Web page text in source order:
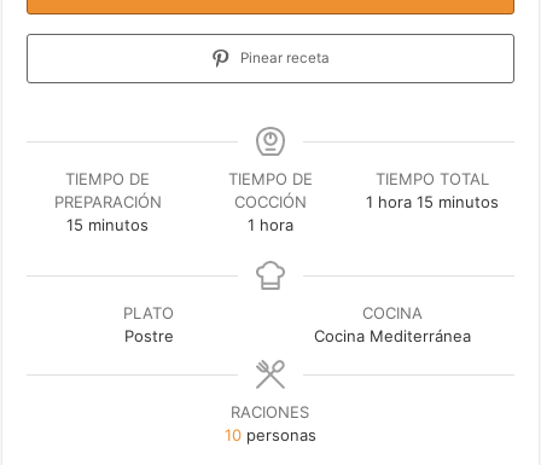
Pinear receta
TIEMPO DE
PREPARACIÓN
15 minutos
minutos
TIEMPO DE
COCCIÓN
1hora
hora
TIEMPO TOTAL
1 hora
hora 15 minutos
minutos
PLATO
Postre
COCINA
Cocina Mediterránea
RACIONES
10 personas